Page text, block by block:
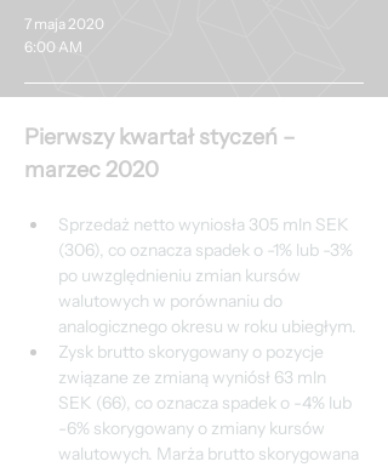
7 maja 2020
6:00 AM
Pierwszy kwartał styczeń –
marzec 2020
Sprzedaż netto wyniosła 305 mln SEK
(306), co oznacza spadek o -1% lub -3%
po uwzględnieniu zmian kursów
walutowych w porównaniu do
analogicznego okresu w roku ubiegłym.
Zysk brutto skorygowany o pozycje
związane ze zmianą wyniósł 63 mln
SEK (66), co oznacza spadek o -4% lub
-6% skorygowany o zmiany kursów
walutowych. Marża brutto skorygowana